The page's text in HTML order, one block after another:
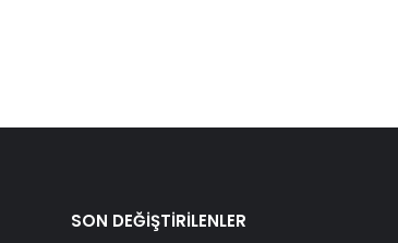
SON DEĞİŞTİRİLENLER